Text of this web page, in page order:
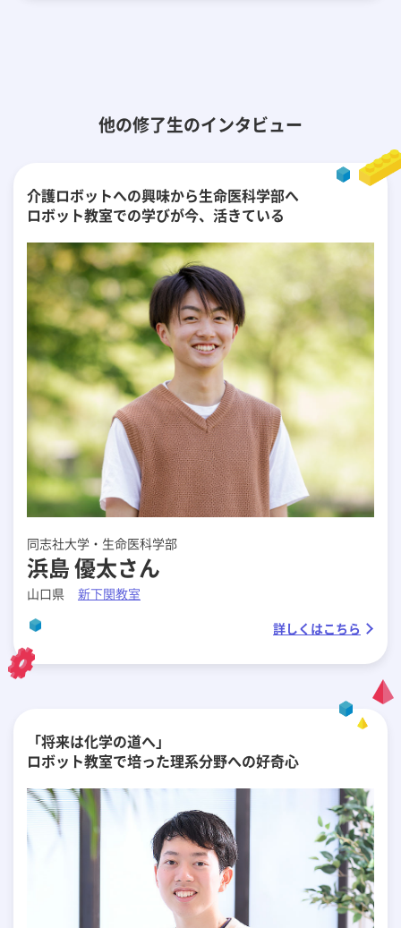
他の修了生のインタビュー
介護ロボットへの興味から生命医科学部へ
ロボット教室での学びが今、活きている
同志社大学・生命医科学部
浜島 優太さん
山口県
新下関教室
詳しくはこちら
「将来は化学の道へ」
ロボット教室で培った理系分野への好奇心